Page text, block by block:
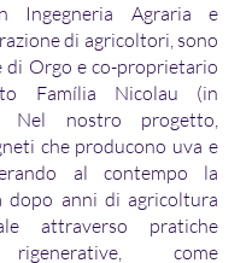
Ingegneria Agraria e
di agricoltori, sono
di Orgo e co-proprietario
Família Nicolau (in
Nel nostro progetto,
che producono uva e
al contempo la
dopo anni di agricoltura
attraverso pratiche
come